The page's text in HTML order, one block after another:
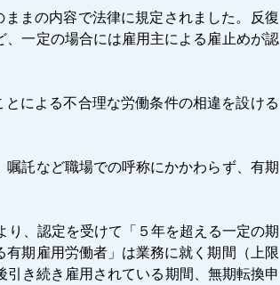
まの内容で法律に規定されました。反復
一定の場合には雇用主による雇止めが認
による不合理な労働条件の相違を設ける
託など職場での呼称にかかわらず、有期
、認定を受けて「５年を超える一定の期
期雇用労働者」は業務に就く期間（上限
き続き雇用されている期間、無期転換申